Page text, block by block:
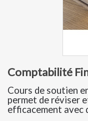
Comptabilité
Cours de soutien
permet de réviser
efficacement avec